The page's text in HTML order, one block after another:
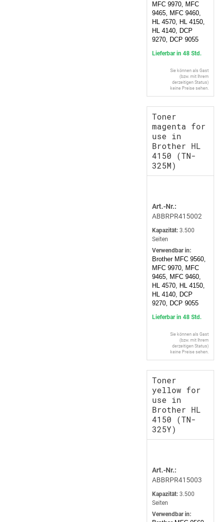
MFC 9970, MFC
9465, MFC 9460,
HL 4570, HL 4150,
HL 4140, DCP
9270, DCP 9055
Lieferbar in 48 Std.
Sie können als Gast
(bzw. mit Ihrem
derzeitigen Status)
keine Preise sehen.
Toner
magenta for
use in
Brother HL
4150 (TN-
325M)
Art.-Nr.:
ABBRPR415002
Kapazität: 3.500
Seiten
Verwendbar in:
Brother MFC 9560,
MFC 9970, MFC
9465, MFC 9460,
HL 4570, HL 4150,
HL 4140, DCP
9270, DCP 9055
Lieferbar in 48 Std.
Sie können als Gast
(bzw. mit Ihrem
derzeitigen Status)
keine Preise sehen.
Toner
yellow for
use in
Brother HL
4150 (TN-
325Y)
Art.-Nr.:
ABBRPR415003
Kapazität: 3.500
Seiten
Verwendbar in: